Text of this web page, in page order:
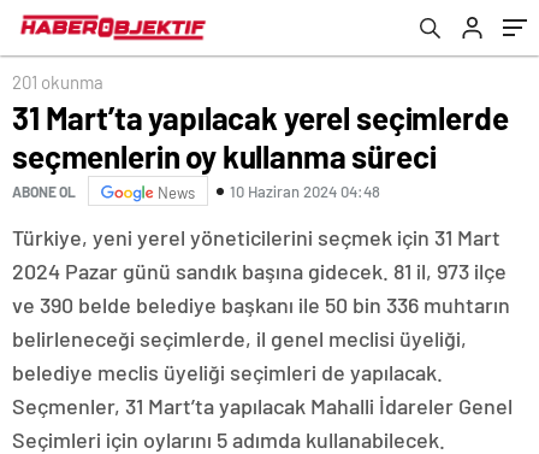
201 okunma
31 Mart’ta yapılacak yerel seçimlerde
seçmenlerin oy kullanma süreci
ABONE OL News 10 Haziran 2024 04:48
Türkiye, yeni yerel yöneticilerini seçmek için 31 Mart
2024 Pazar günü sandık başına gidecek. 81 il, 973 ilçe
ve 390 belde belediye başkanı ile 50 bin 336 muhtarın
belirleneceği seçimlerde, il genel meclisi üyeliği,
belediye meclis üyeliği seçimleri de yapılacak.
Seçmenler, 31 Mart’ta yapılacak Mahalli İdareler Genel
Seçimleri için oylarını 5 adımda kullanabilecek.